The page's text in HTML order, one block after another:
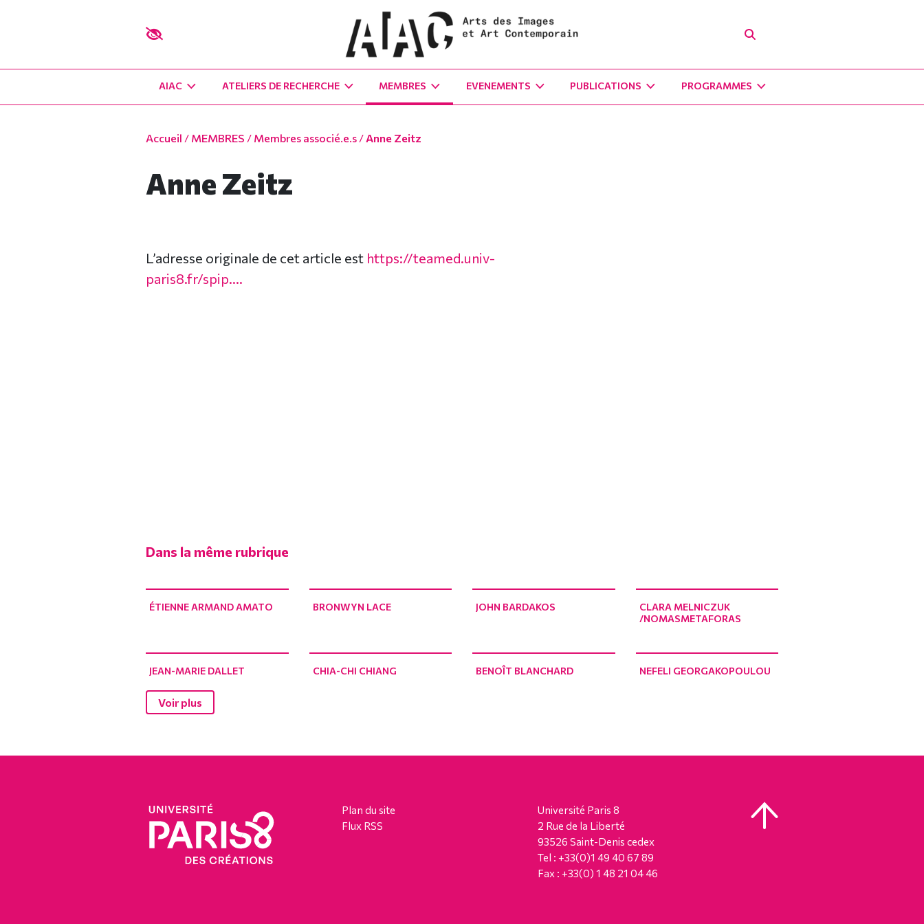
AIAC ATELIERS DE RECHERCHE MEMBRES EVENEMENTS PUBLICATIONS PROGRAMMES
Accueil / MEMBRES / Membres associé.e.s / Anne Zeitz
Anne Zeitz
L’adresse originale de cet article est https://teamed.univ-
paris8.fr/spip....
Dans la même rubrique
ÉTIENNE ARMAND AMATO BRONWYN LACE JOHN BARDAKOS
CLARA MELNICZUK
/NOMASMETAFORAS
JEAN-MARIE DALLET CHIA-CHI CHIANG BENOÎT BLANCHARD NEFELI GEORGAKOPOULOU
Voir plus
Plan du site
Flux RSS
Université Paris 8
2 Rue de la Liberté
93526 Saint-Denis cedex
Tel : +33(0)1 49 40 67 89
Fax : +33(0) 1 48 21 04 46